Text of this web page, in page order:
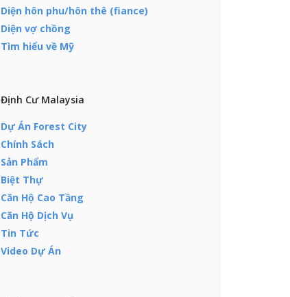
Diện hôn phu/hôn thê (fiance)
Diện vợ chồng
Tìm hiểu về Mỹ
Định Cư Malaysia
Dự Án Forest City
Chính Sách
Sản Phẩm
Biệt Thự
Căn Hộ Cao Tầng
Căn Hộ Dịch Vụ
Tin Tức
Video Dự Án